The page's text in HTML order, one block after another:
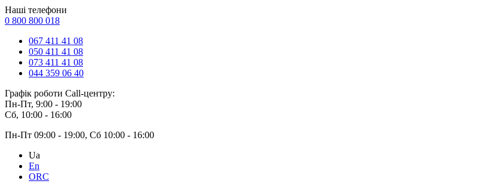
Наші телефони
0 800 800 018
067 411 41 08
050 411 41 08
073 411 41 08
044 359 06 40
Графік роботи Call-центру:
Пн-Пт, 9:00 - 19:00
Сб, 10:00 - 16:00
Пн-Пт 09:00 - 19:00, Сб 10:00 - 16:00
Ua
En
ORC